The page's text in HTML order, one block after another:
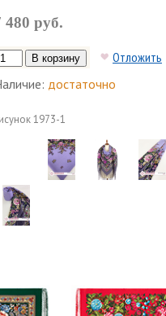
480 руб.
Отложить
достаточно
1973-1